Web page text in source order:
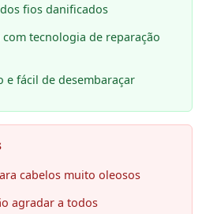
fios danificados
tecnologia de reparação
e fácil de desembaraçar
cabelos muito oleosos
agradar a todos